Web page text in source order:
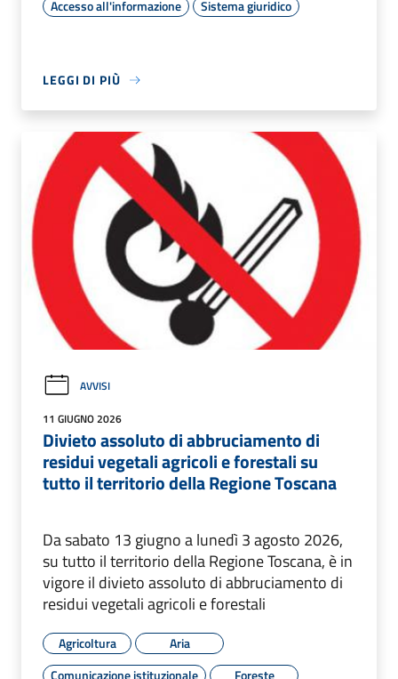
Accesso all'informazione Sistema giuridico
LEGGI DI PIÙ
AVVISI
11 GIUGNO 2026
Divieto assoluto di abbruciamento di
residui vegetali agricoli e forestali su
tutto il territorio della Regione Toscana
Da sabato 13 giugno a lunedì 3 agosto 2026,
su tutto il territorio della Regione Toscana, è in
vigore il divieto assoluto di abbruciamento di
residui vegetali agricoli e forestali
Agricoltura
Aria
Comunicazione istituzionale
Foreste